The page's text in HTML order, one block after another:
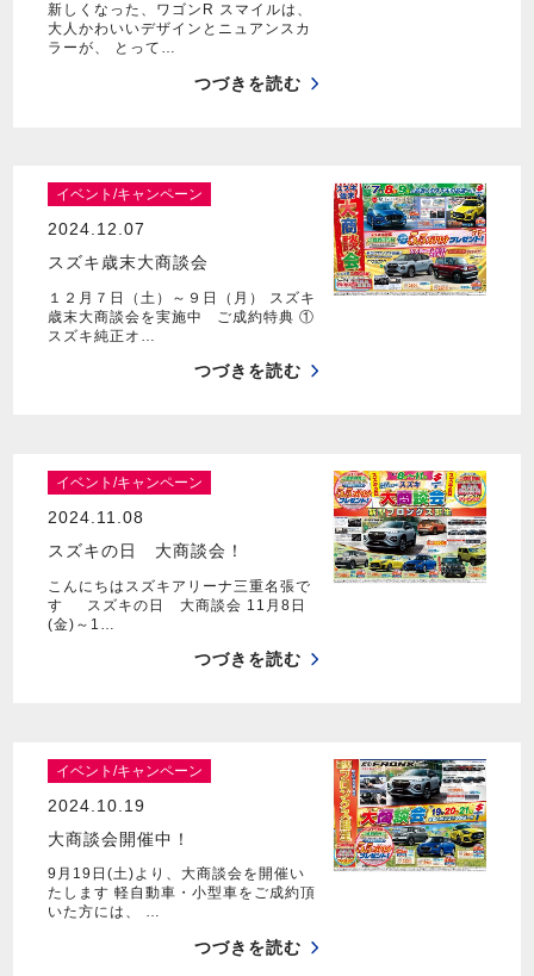
新しくなった、ワゴンR スマイルは、
大人かわいいデザインとニュアンスカ
ラーが、 とって…
つづきを読む
イベント/キャンペーン
2024.12.07
スズキ歳末大商談会
１２月７日（土）～９日（月） スズキ
歳末大商談会を実施中 ご成約特典 ①
スズキ純正オ…
つづきを読む
イベント/キャンペーン
2024.11.08
スズキの日 大商談会！
こんにちはスズキアリーナ三重名張で
す スズキの日 大商談会 11月8日
(金)～1…
つづきを読む
イベント/キャンペーン
2024.10.19
大商談会開催中！
9月19日(土)より、大商談会を開催い
たします 軽自動車・小型車をご成約頂
いた方には、 …
つづきを読む